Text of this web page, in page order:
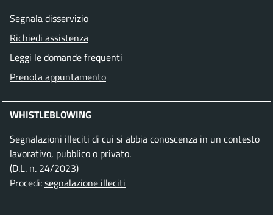
Segnala disservizio
Richiedi assistenza
Leggi le domande frequenti
Prenota appuntamento
WHISTLEBLOWING
Segnalazioni illeciti di cui si abbia conoscenza in un contesto
lavorativo, pubblico o privato.
(D.L. n. 24/2023)
Procedi:segnalazione illeciti